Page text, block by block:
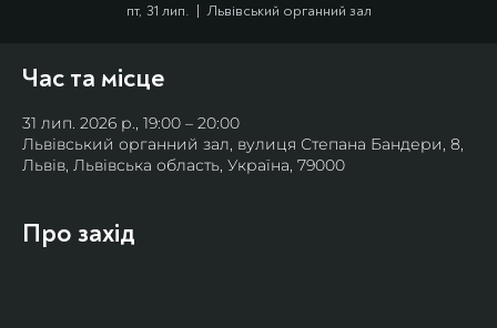
пт, 31 лип.
  |
Львівський органний зал
Час та місце
31 лип. 2026 р., 19:00 – 20:00
Львівський органний зал, вулиця Степана Бандери, 8,
Львів, Львівська область, Україна, 79000
Про захід